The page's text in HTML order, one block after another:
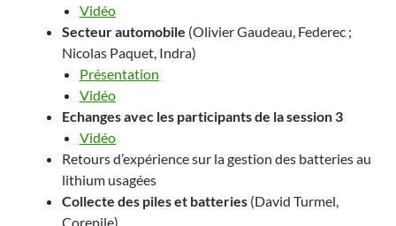
Vidéo
Secteur automobile (Olivier Gaudeau, Federec ;
Nicolas Paquet, Indra)
Présentation
Vidéo
Echanges avec les participants de la session 3
Vidéo
Retours d’expérience sur la gestion des batteries au
lithium usagées
Collecte des piles et batteries (David Turmel,
Corepile)